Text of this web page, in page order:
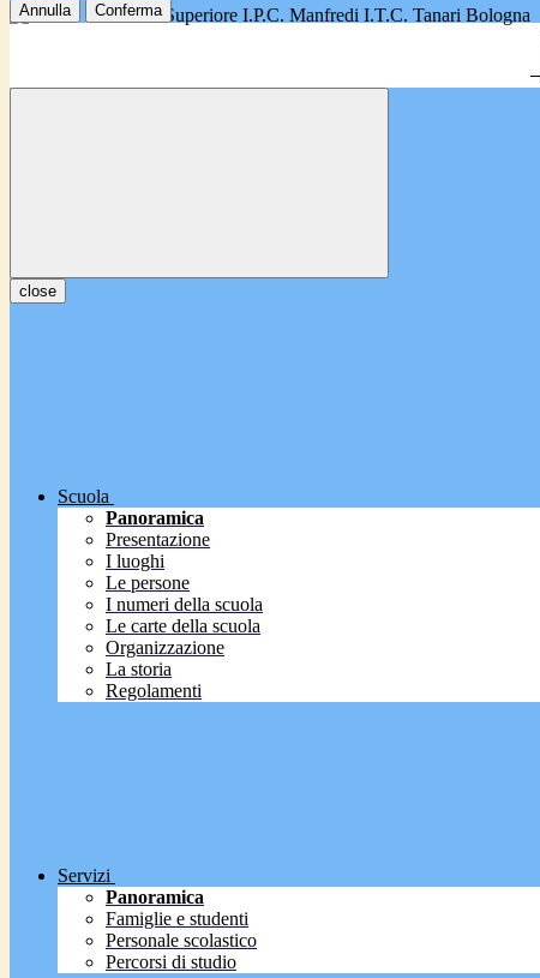
Annulla Conferma
close
Scuola
Panoramica
Presentazione
I luoghi
Le persone
I numeri della scuola
Le carte della scuola
Organizzazione
La storia
Regolamenti
Servizi
Panoramica
Famiglie e studenti
Personale scolastico
Percorsi di studio